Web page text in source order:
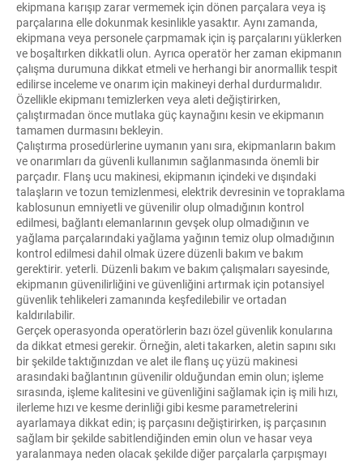
ekipmana karışıp zarar vermemek için dönen parçalara veya iş
parçalarına elle dokunmak kesinlikle yasaktır. Aynı zamanda,
ekipmana veya personele çarpmamak için iş parçalarını yüklerken
ve boşaltırken dikkatli olun. Ayrıca operatör her zaman ekipmanın
çalışma durumuna dikkat etmeli ve herhangi bir anormallik tespit
edilirse inceleme ve onarım için makineyi derhal durdurmalıdır.
Özellikle ekipmanı temizlerken veya aleti değiştirirken,
çalıştırmadan önce mutlaka güç kaynağını kesin ve ekipmanın
tamamen durmasını bekleyin.
Çalıştırma prosedürlerine uymanın yanı sıra, ekipmanların bakım
ve onarımları da güvenli kullanımın sağlanmasında önemli bir
parçadır. Flanş ucu makinesi, ekipmanın içindeki ve dışındaki
talaşların ve tozun temizlenmesi, elektrik devresinin ve topraklama
kablosunun emniyetli ve güvenilir olup olmadığının kontrol
edilmesi, bağlantı elemanlarının gevşek olup olmadığının ve
yağlama parçalarındaki yağlama yağının temiz olup olmadığının
kontrol edilmesi dahil olmak üzere düzenli bakım ve bakım
gerektirir. yeterli. Düzenli bakım ve bakım çalışmaları sayesinde,
ekipmanın güvenilirliğini ve güvenliğini artırmak için potansiyel
güvenlik tehlikeleri zamanında keşfedilebilir ve ortadan
kaldırılabilir.
Gerçek operasyonda operatörlerin bazı özel güvenlik konularına
da dikkat etmesi gerekir. Örneğin, aleti takarken, aletin sapını sıkı
bir şekilde taktığınızdan ve alet ile flanş uç yüzü makinesi
arasındaki bağlantının güvenilir olduğundan emin olun; işleme
sırasında, işleme kalitesini ve güvenliğini sağlamak için iş mili hızı,
ilerleme hızı ve kesme derinliği gibi kesme parametrelerini
ayarlamaya dikkat edin; iş parçasını değiştirirken, iş parçasının
sağlam bir şekilde sabitlendiğinden emin olun ve hasar veya
yaralanmaya neden olacak şekilde diğer parçalarla çarpışmayı